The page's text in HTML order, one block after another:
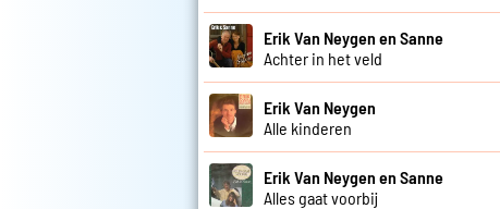
Erik Van Neygen en Sanne
Achter in het veld
Erik Van Neygen
Alle kinderen
Erik Van Neygen en Sanne
Alles gaat voorbij